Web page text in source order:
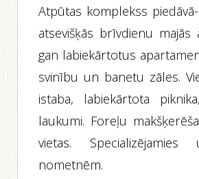
Atpūtas komplekss
atsevišķās brīvdienu
gan labiekārtotus
svinību un banetu zāles.
istaba, labiekārtota
laukumi. Foreļu
vietas.
nometnēm.